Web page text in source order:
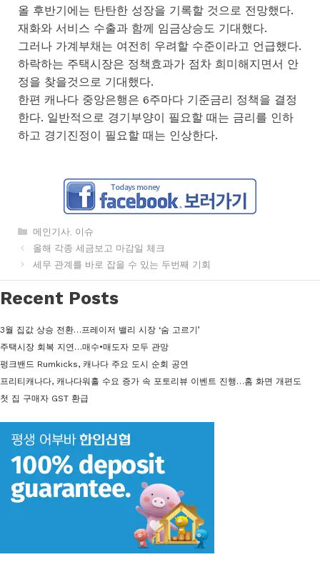
올 후반기에는 탄탄한 성장을 기록할 것으로 전망했다.
재화와 서비스 수출과 함께 임금상승도 기대했다.
그러나 가계부채는 여전히 우려할 수준이라고 언급했다.
하락하는 주택시장은 정책효과가 점차 희미해지면서 안
정을 찾을것으로 기대했다.
한편 캐나다 중앙은행은 6주마다 기준금리 정책을 결정
한다. 일반적으로 경기부양이 필요할 때는 금리를 인하
하고 경기진정이 필요할 때는 인상한다.
카
테
고
리
메인기사, 이슈
올해 각종 세금보고 마감일 체크
세무 관계를 바로 잡을 수 있는 두번째 기회
Recent Posts
3월 집값 상승 전환…프레이저 밸리 시장 ‘숨 고르기’
주택시장 회복 지연…매수•매도자 모두 관망
펑크밴드 Rumkicks, 캐나다 주요 도시 순회 공연
프리티캐나다, 캐나다워홀 수요 증가 속 포토리뷰 이벤트 진행…홈 화면 개편도
첫 집 구매자 GST 환급